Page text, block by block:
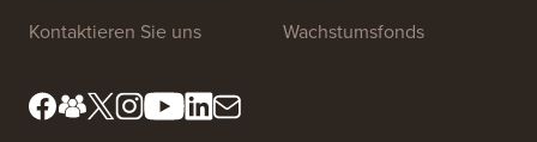
Kontaktieren Sie uns
Wachstumsfonds